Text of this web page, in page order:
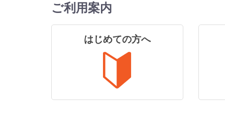
ご利用案内
はじめての方へ